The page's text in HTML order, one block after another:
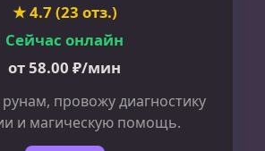
★ 4.7 (23 отз.)
Сейчас онлайн
от 58.00 ₽/мин
рунам, провожу диагностику
и магическую помощь.